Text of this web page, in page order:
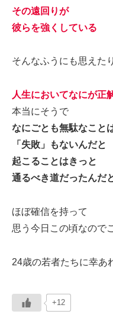
その遠回りが
彼らを強くしている
そんなふうにも思えた
人生においてなにが正
本当にそうで
なにごとも無駄なこと
「失敗」もないんだと
起こることはきっと
通るべき道だったんだ
ほぼ確信を持って
思う今日この頃なので
24歳の若者たちに幸あ
+12